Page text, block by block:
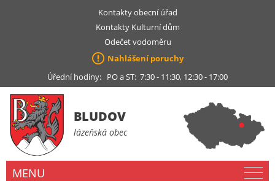
Kontakty obecní úřad
Kontakty Kulturní dům
Odečet vodoměru
Nahlášení poruchy
Úřední hodiny: PO a ST: 7:30 - 11:30, 12:30 - 17:00
BLUDOV
lázeňská obec
MENU